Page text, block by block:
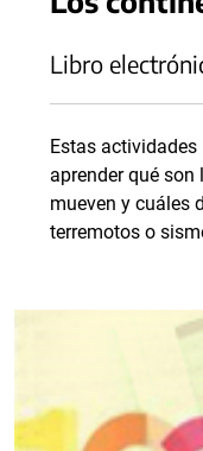
Libro
Estas
aprender qué
mueven y cuáles
terremotos o